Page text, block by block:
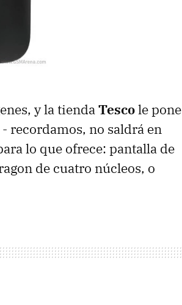
y la tiendaTescole pone
recordamos, no saldrá en
lo que ofrece: pantalla de
de cuatro núcleos, o